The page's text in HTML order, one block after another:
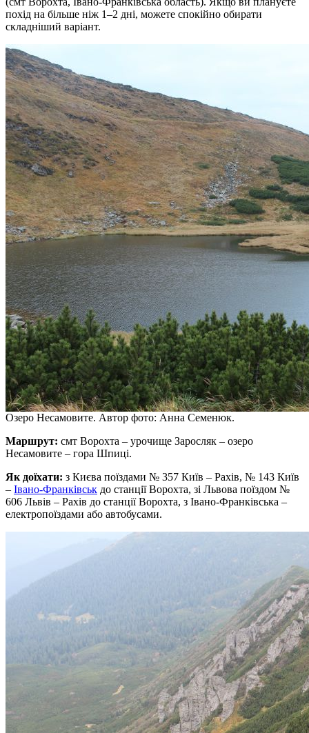
похід на більше ніж 1–2 дні, можете спокійно обирати
складніший варіант.
Озеро Несамовите. Автор фото: Анна Семенюк.
Маршрут: смт Ворохта – урочище Заросляк – озеро
Несамовите – гора Шпиці.
Як доїхати: з Києва поїздами № 357 Київ – Рахів, № 143 Київ
– Івано-Франківськ до станції Ворохта, зі Львова поїздом №
606 Львів – Рахів до станції Ворохта, з Івано-Франківська –
електропоїздами або автобусами.